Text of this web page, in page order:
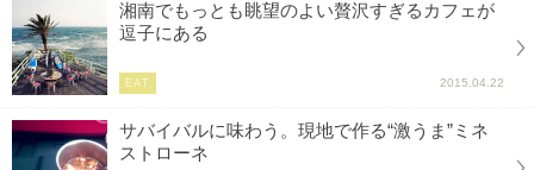
湘南でもっとも眺望のよい贅沢すぎるカフェが
逗子にある
EAT 2015.04.22
サバイバルに味わう。現地で作る“激うま”ミネ
ストローネ